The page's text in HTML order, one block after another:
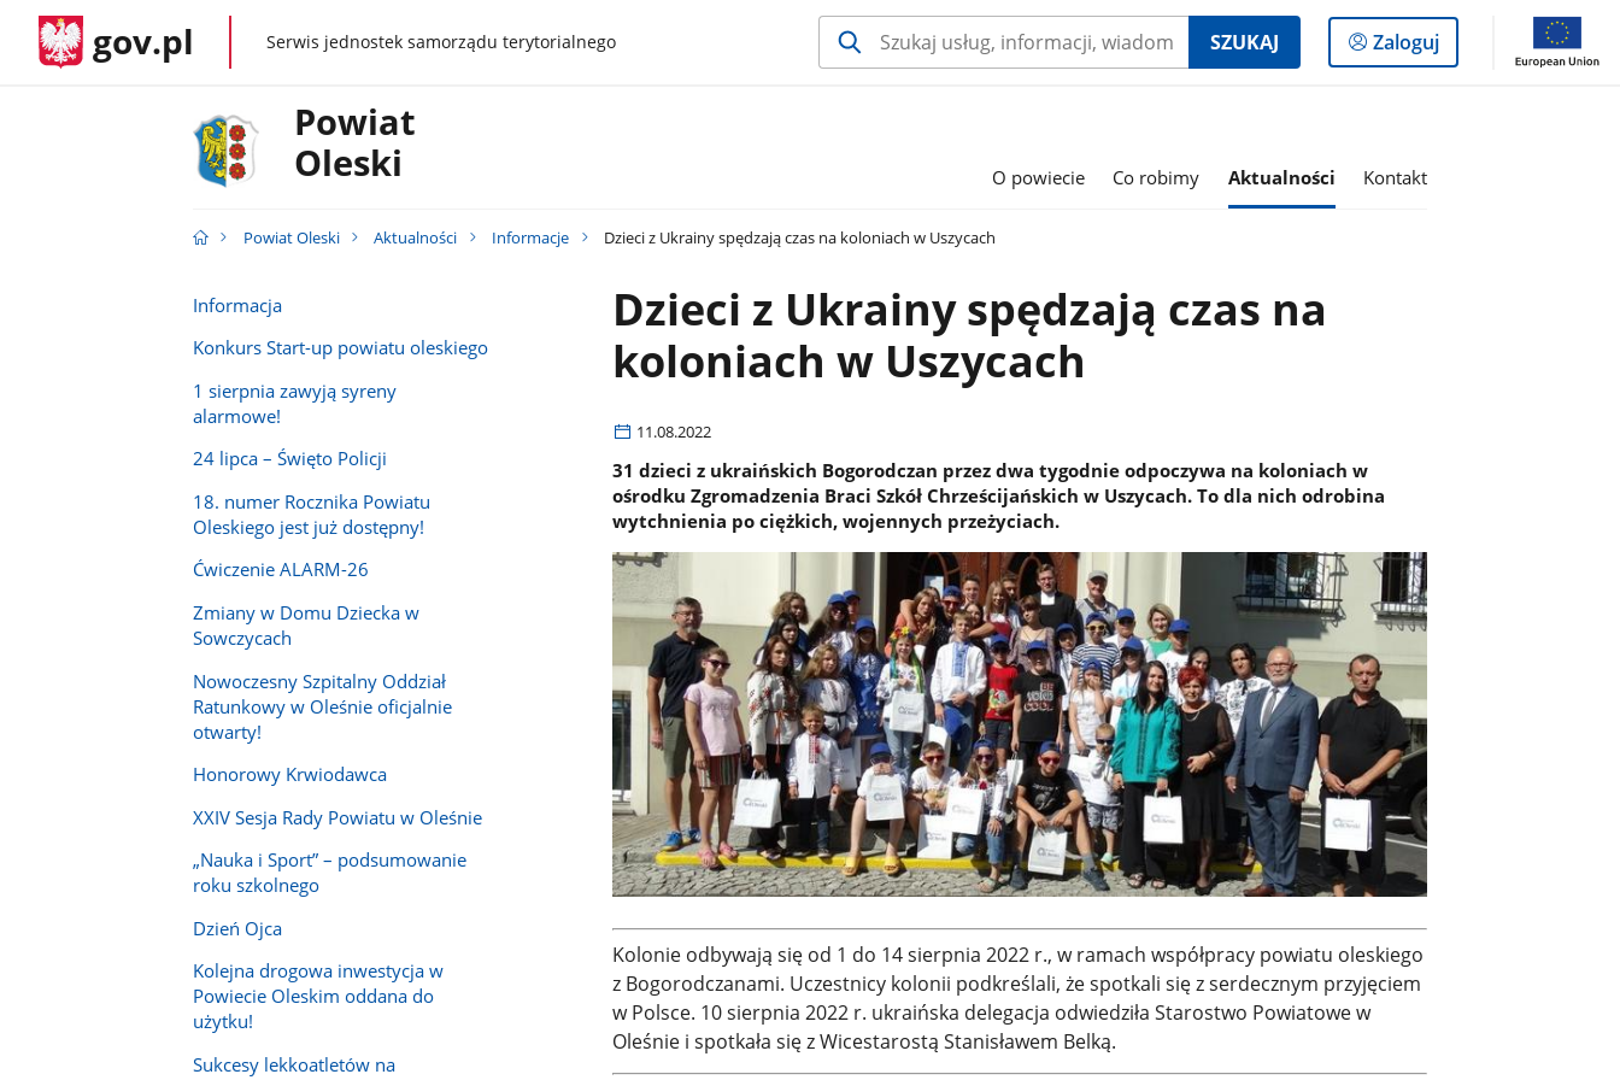
gov.pl gov.plSerwis jednostek samorządu terytorialnego SZUKAJ
Logowanie
do
Zaloguj
Powiat
Oleski
O powiecie Co robimy Aktualności Kontakt
Powiat Oleski Aktualności Informacje Dzieci z Ukrainy spędzają czas na koloniach w Uszycach
Informacja
Konkurs Start-up powiatu oleskiego
1 sierpnia zawyją syreny
alarmowe!
24 lipca – Święto Policji
18. numer Rocznika Powiatu
Oleskiego jest już dostępny!
Ćwiczenie ALARM-26
Zmiany w Domu Dziecka w
Sowczycach
Nowoczesny Szpitalny Oddział
Ratunkowy w Oleśnie oficjalnie
otwarty!
Honorowy Krwiodawca
XXIV Sesja Rady Powiatu w Oleśnie
„Nauka i Sport” – podsumowanie
roku szkolnego
Dzień Ojca
Kolejna drogowa inwestycja w
Powiecie Oleskim oddana do
użytku!
Sukcesy lekkoatletów na
Dzieci z Ukrainy spędzają czas na
koloniach w Uszycach
11.08.2022
31 dzieci z ukraińskich Bogorodczan przez dwa tygodnie odpoczywa na koloniach w
ośrodku Zgromadzenia Braci Szkół Chrześcijańskich w Uszycach. To dla nich odrobina
wytchnienia po ciężkich, wojennych przeżyciach.
Kolonie odbywają się od 1 do 14 sierpnia 2022 r., w ramach współpracy powiatu oleskiego
z Bogorodczanami. Uczestnicy kolonii podkreślali, że spotkali się z serdecznym przyjęciem
w Polsce. 10 sierpnia 2022 r. ukraińska delegacja odwiedziła Starostwo Powiatowe w
Oleśnie i spotkała się z Wicestarostą Stanisławem Belką.